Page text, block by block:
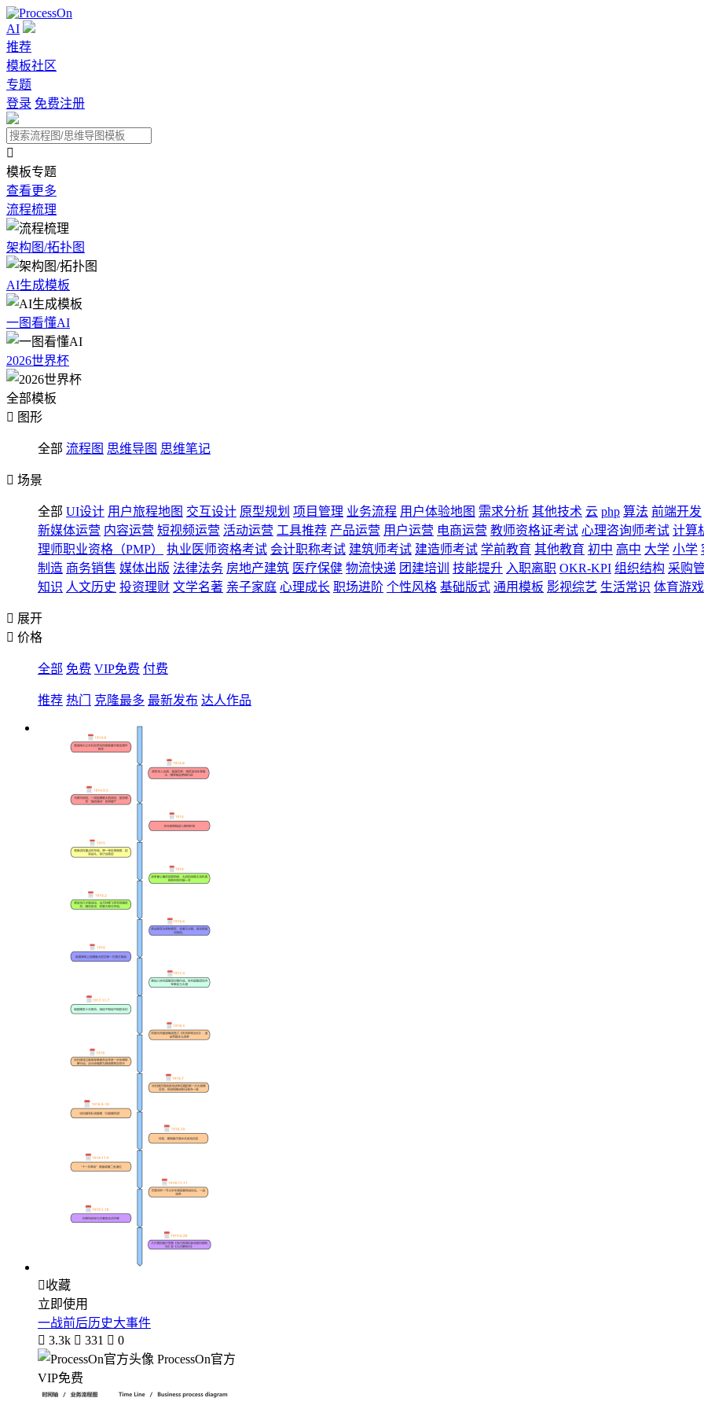
AI
推荐
模板社区
专题
登录 免费注册

模板专题
查看更多
流程梳理
架构图/拓扑图
AI生成模板
一图看懂AI
2026世界杯
全部模板
 图形
全部 流程图 思维导图 思维笔记
 场景
全部 UI设计 用户旅程地图 交互设计 原型规划 项目管理 业务流程 用户体验地图 需求分析 其他技术 云 php 算法 前端开发
新媒体运营 内容运营 短视频运营 活动运营 工具推荐 产品运营 用户运营 电商运营 教师资格证考试 心理咨询师考试 计算
理师职业资格（PMP）
执业医师资格考试 会计职称考试 建筑师考试 建造师考试 学前教育 其他教育 初中 高中 大学 小学
制造 商务销售 媒体出版 法律法务 房地产建筑 医疗保健 物流快递 团建培训 技能提升 入职离职 OKR-KPI 组织结构 采购
知识 人文历史 投资理财 文学名著 亲子家庭 心理成长 职场进阶 个性风格 基础版式 通用模板 影视综艺 生活常识 体育游戏
 展开
 价格
全部 免费 VIP免费 付费
推荐 热门 克隆最多 最新发布 达人作品
收藏
立即使用
一战前后历史大事件
 3.3k  331  0
ProcessOn官方
VIP免费